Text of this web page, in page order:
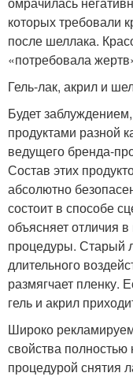
которых требовали
после шеллака.
«потребовала
Гель-лак, акрил и
Будет
продуктами разной
ведущего бренда-
Состав этих
абсолютно
состоит в способе
объясняет отличия
процедуры. Старый
длительного
размягчает пленку.
гель и акрил
Широко
свойства полностью
процедурой снятия